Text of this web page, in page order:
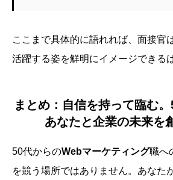
ここまで具体的に語れれば、面接官
活躍する姿を鮮明にイメージできる
まとめ：自信を持って臨む。
あなたと企業の未来を
50代からのWebマーケティング職へ
を競う場所ではありません。あなた